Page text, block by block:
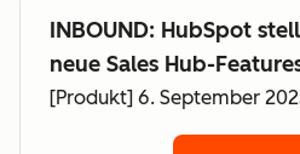
INBOUND: HubSpot
neue Sales Hub-
[Produkt] 6. September